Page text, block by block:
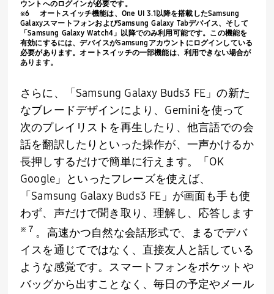
ウントへのログインが必要です。
※6 オートスイッチ機能は、 One UI 3.1 以降を搭載したSamsung
GalaxyスマートフォンおよびSamsung Galaxy Tabデバイス、そして
「Samsung Galaxy Watch4 」以降でのみ利用可能です。この機能を
有効にするには、デバイスがSamsung アカウントにログインしている
必要があります。オートスイッチの一部機能は、利用できない場合が
あります。
さらに、「 Samsung Galaxy Buds3 FE 」の新た
なブレードデザインにより、 Geminiを使って
次のプレイリストを再生したり、他言語での会
話を翻訳したりといった操作が、一声かけるか
長押しするだけで簡単に行えます。「 OK
Google 」といったフレーズを使えば、
「 Samsung Galaxy Buds3 FE 」が画面も手も使
わず、声だけで聞き取り、理解し、応答します
※７ 。高速かつ自然な会話形式で、まるでデバ
イスを通じてではなく、直接友人と話している
ような感覚です。スマートフォンをポケットや
バッグから出すことなく、毎日の予定やメール